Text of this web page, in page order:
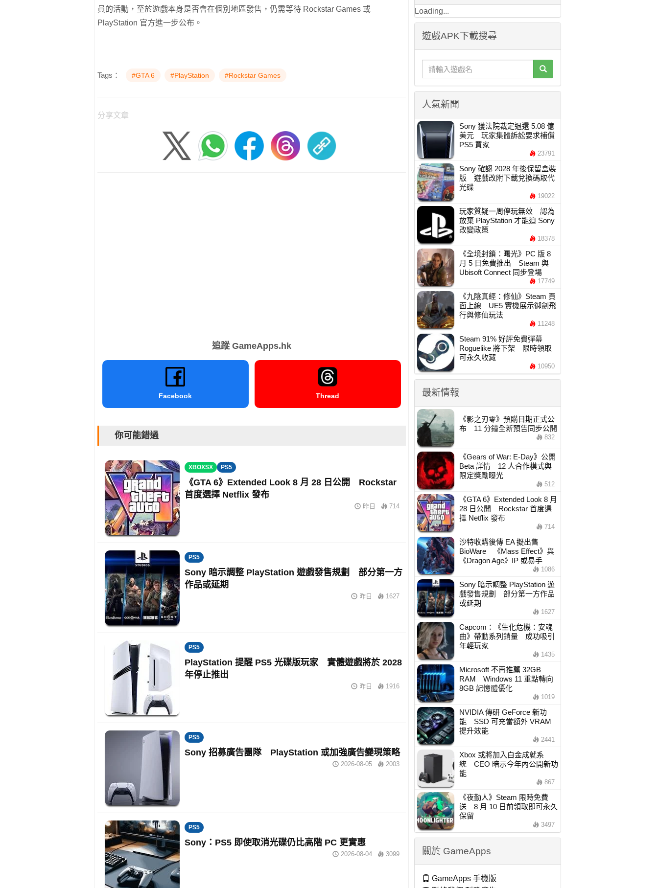
員的活動，至於遊戲本身是否會在個別地區發售，仍需等待 Rockstar Games 或
PlayStation 官方進一步公布。
Tags： #GTA 6 #PlayStation #Rockstar Games
分享文章
追蹤 GameApps.hk
Facebook Thread
你可能錯過
XBOXSX PS5
《GTA 6》Extended Look 8 月 28 日公開 Rockstar
首度選擇 Netflix 發布
昨日 714
PS5
Sony 暗示調整 PlayStation 遊戲發售規劃 部分第一方
作品或延期
昨日 1627
PS5
PlayStation 提醒 PS5 光碟版玩家 實體遊戲將於 2028
年停止推出
昨日 1916
PS5
Sony 招募廣告團隊 PlayStation 或加強廣告變現策略
2026-08-05 2003
PS5
Sony：PS5 即使取消光碟仍比高階 PC 更實惠
2026-08-04 3099
Loading...
遊戲APK下載搜尋
人氣新聞
Sony 獲法院裁定退還 5.08 億
美元 玩家集體訴訟要求補償
PS5 買家
23791
Sony 確認 2028 年後保留盒裝
版 遊戲改附下載兌換碼取代
光碟
19022
玩家質疑一周停玩無效 認為
放棄 PlayStation 才能迫 Sony
改變政策
18378
《全境封鎖：曙光》PC 版 8
月 5 日免費推出 Steam 與
Ubisoft Connect 同步登場
17749
《九陰真經：修仙》Steam 頁
面上線 UE5 實機展示御劍飛
行與修仙玩法
11248
Steam 91% 好評免費彈幕
Roguelike 將下架 限時領取
可永久收藏
10950
最新情報
《影之刃零》預購日期正式公
布 11 分鐘全新預告同步公開
832
《Gears of War: E-Day》公開
Beta 詳情 12 人合作模式與
限定獎勵曝光
512
《GTA 6》Extended Look 8 月
28 日公開 Rockstar 首度選
擇 Netflix 發布
714
沙特收購後傳 EA 擬出售
BioWare 《Mass Effect》與
《Dragon Age》IP 或易手
1086
Sony 暗示調整 PlayStation 遊
戲發售規劃 部分第一方作品
或延期
1627
Capcom：《生化危機：安魂
曲》帶動系列銷量 成功吸引
年輕玩家
1435
Microsoft 不再推薦 32GB
RAM Windows 11 重點轉向
8GB 記憶體優化
1019
NVIDIA 傳研 GeForce 新功
能 SSD 可充當額外 VRAM
提升效能
2441
Xbox 或將加入白金成就系
統 CEO 暗示今年內公開新功
能
867
《夜勤人》Steam 限時免費
送 8 月 10 日前領取即可永久
保留
3497
關於 GameApps
GameApps 手機版